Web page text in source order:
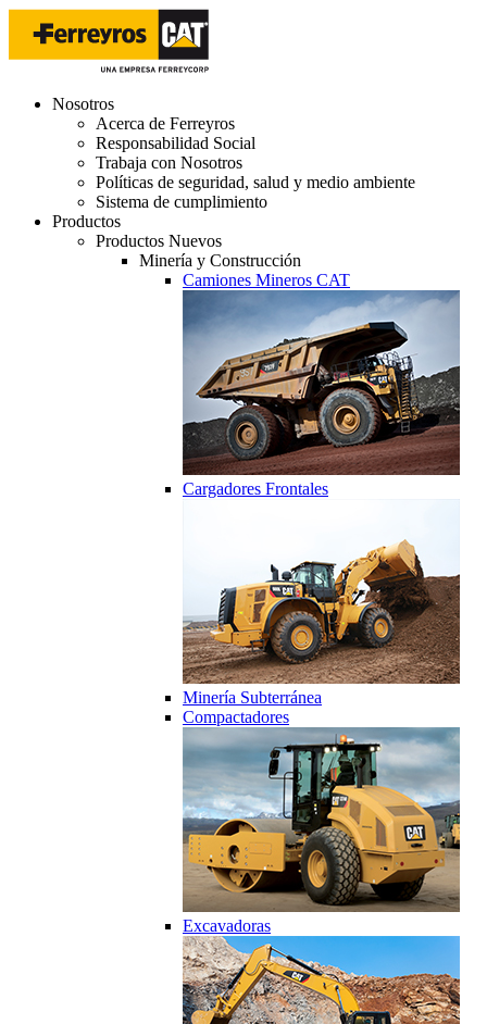
Nosotros
Acerca de Ferreyros
Responsabilidad Social
Trabaja con Nosotros
Políticas de seguridad, salud y medio ambiente
Sistema de cumplimiento
Productos
Productos Nuevos
Minería y Construcción
Camiones Mineros CAT
Cargadores Frontales
Minería Subterránea
Compactadores
Excavadoras